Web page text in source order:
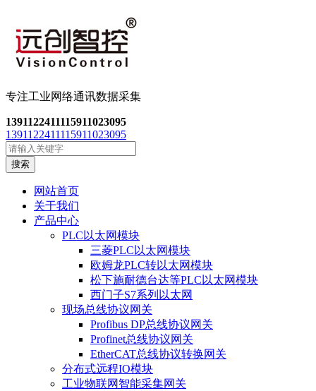
专注工业网络通讯数据采集
1391122411115911023095
1391122411115911023095
搜索
网站首页
关于我们
产品中心
PLC以太网模块
三菱PLC以太网模块
欧姆龙PLC转以太网模块
松下施耐德台达等PLC以太网模块
西门子S7系列以太网
现场总线协议网关
Profibus DP总线协议网关
Profinet总线协议网关
EtherCAT总线协议转换网关
分布式远程IO模块
工业物联网智能采集网关